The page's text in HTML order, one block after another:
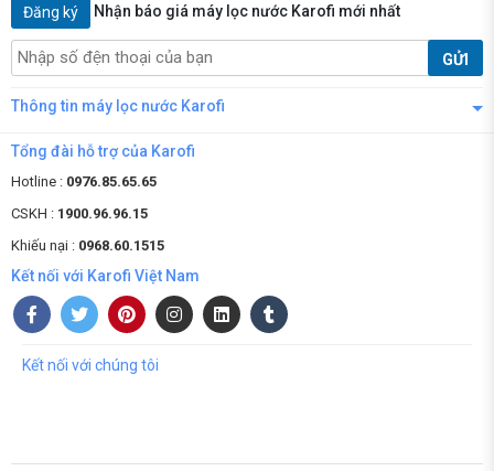
Đăng ký Nhận báo giá máy lọc nước Karofi mới nhất
GỬI
Thông tin máy lọc nước Karofi
Tổng đài hỗ trợ của Karofi
Hotline : 0976.85.65.65
CSKH : 1900.96.96.15
Khiếu nại : 0968.60.1515
Kết nối với Karofi Việt Nam
Kết nối với chúng tôi